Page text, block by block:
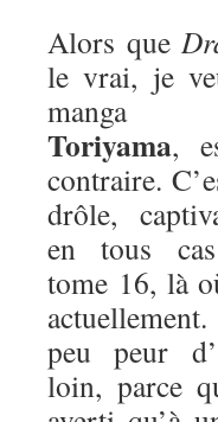
Alors que
le vrai, je
manga
Toriyama,
contraire.
drôle,
en tous cas
tome 16, là
peu peur
loin, parce